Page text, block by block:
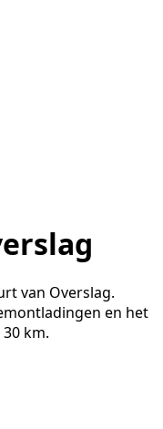
van Overslag.
en het
km.